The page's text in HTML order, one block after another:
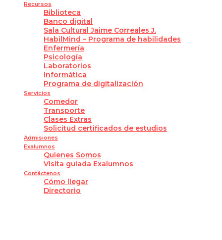
Recursos
Biblioteca
Banco digital
Sala Cultural Jaime Correales J.
HabilMind – Programa de habilidades
Enfermería
Psicología
Laboratorios
Informática
Programa de digitalización
Servicios
Comedor
Transporte
Clases Extras
Solicitud certificados de estudios
Admisiones
Exalumnos
Quienes Somos
Visita guiada Exalumnos
Contáctenos
Cómo llegar
Directorio